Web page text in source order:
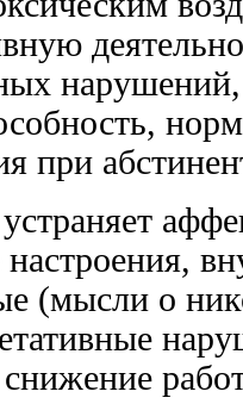
при
(мысли о
снижение